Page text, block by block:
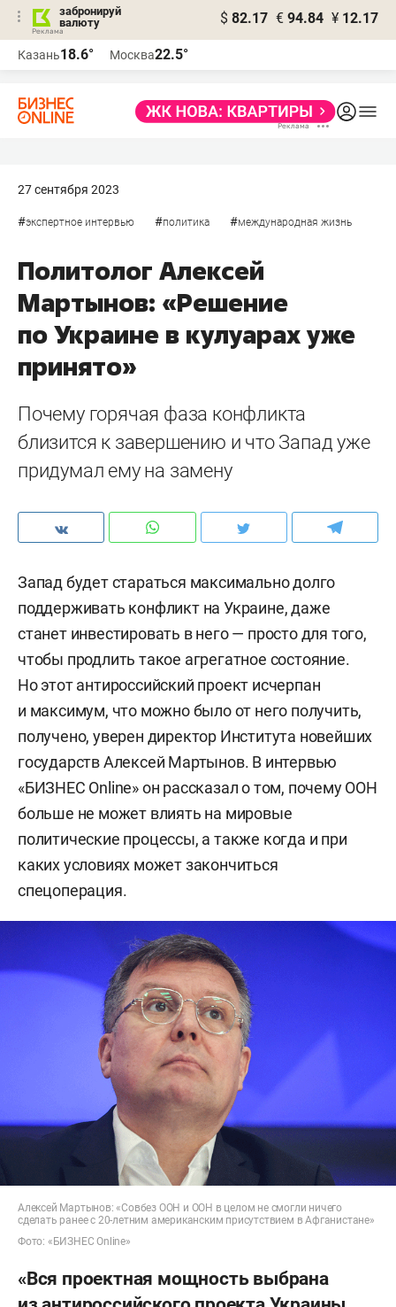
забронируй
валюту
$ 82.17 € 94.84 ¥ 12.17
Казань18.6° Москва22.5°
27 сентября 2023
#экспертное интервью #политика #международная жизнь
Политолог Алексей
Мартынов: «Решение
по Украине в кулуарах уже
принято»
Почему горячая фаза конфликта
близится к завершению и что Запад уже
придумал ему на замену
Запад будет стараться максимально долго
поддерживать конфликт на Украине, даже
станет инвестировать в него — просто для того,
чтобы продлить такое агрегатное состояние.
Но этот антироссийский проект исчерпан
и максимум, что можно было от него получить,
получено, уверен директор Института новейших
государств Алексей Мартынов. В интервью
«БИЗНЕС Online» он рассказал о том, почему ООН
больше не может влиять на мировые
политические процессы, а также когда и при
каких условиях может закончиться
спецоперация.
Алексей Мартынов: «Совбез ООН и ООН в целом не смогли ничего
сделать ранее с 20-летним американским присутствием в Афганистане»
Фото: «БИЗНЕС Online»
«Вся проектная мощность выбрана